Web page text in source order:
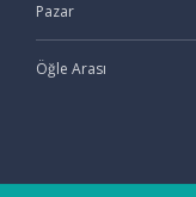
Pazar
Öğle Arası